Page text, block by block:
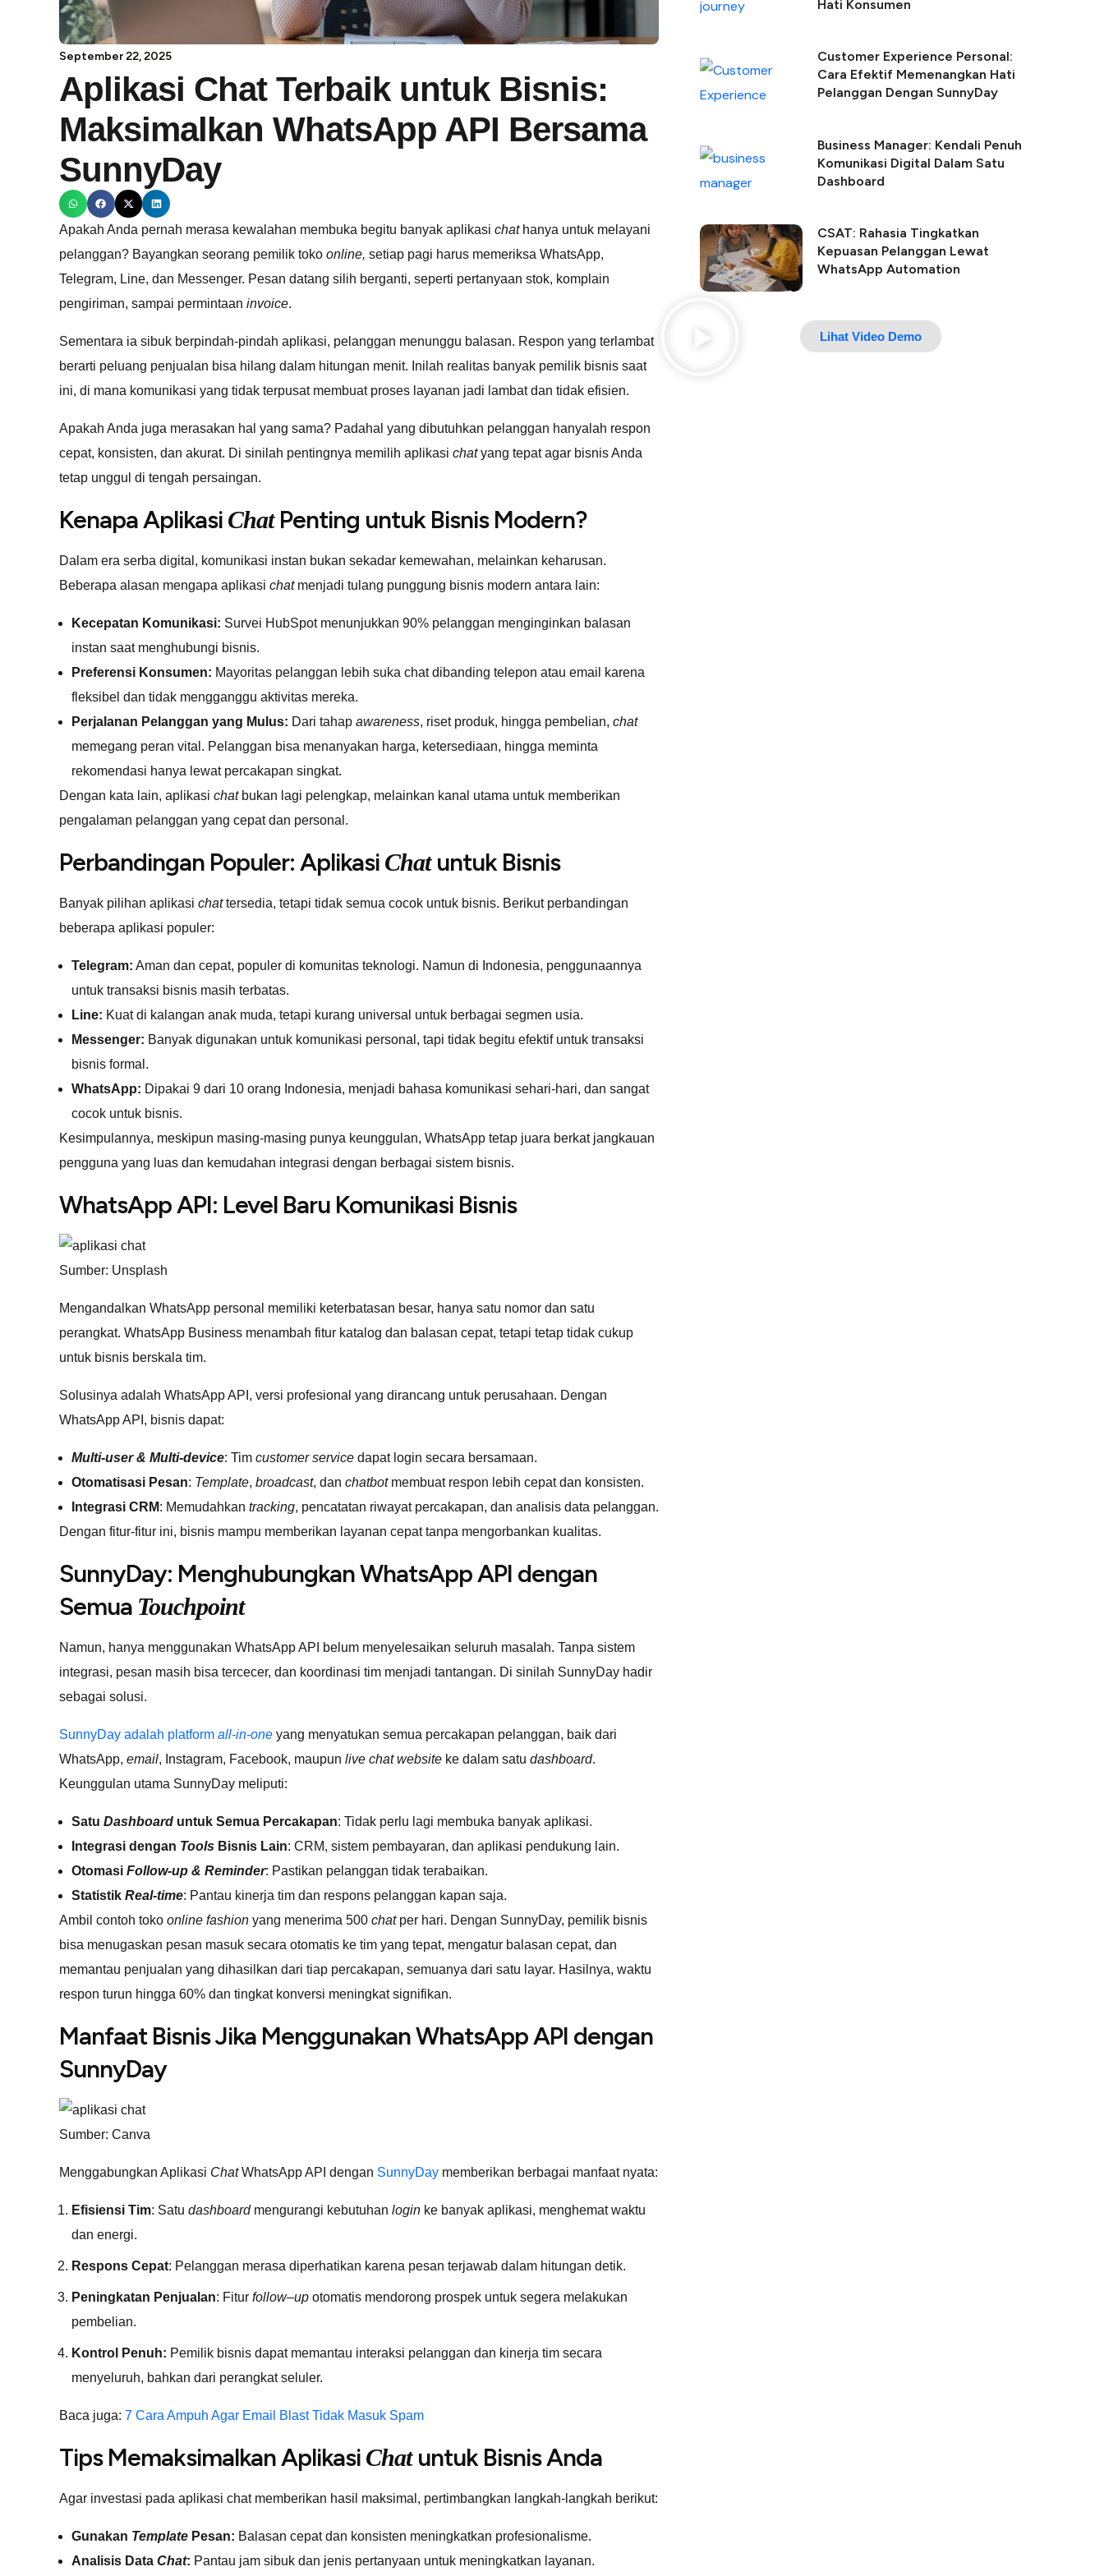
September 22, 2025
Aplikasi Chat Terbaik untuk Bisnis:
Maksimalkan WhatsApp API Bersama
SunnyDay
Apakah Anda pernah merasa kewalahan membuka begitu banyak aplikasi chat hanya untuk melayani
pelanggan? Bayangkan seorang pemilik toko online, setiap pagi harus memeriksa WhatsApp,
Telegram, Line, dan Messenger. Pesan datang silih berganti, seperti pertanyaan stok, komplain
pengiriman, sampai permintaan invoice.
Sementara ia sibuk berpindah-pindah aplikasi, pelanggan menunggu balasan. Respon yang terlambat
berarti peluang penjualan bisa hilang dalam hitungan menit. Inilah realitas banyak pemilik bisnis saat
ini, di mana komunikasi yang tidak terpusat membuat proses layanan jadi lambat dan tidak efisien.
Apakah Anda juga merasakan hal yang sama? Padahal yang dibutuhkan pelanggan hanyalah respon
cepat, konsisten, dan akurat. Di sinilah pentingnya memilih aplikasi chatyang tepat agar bisnis Anda
tetap unggul di tengah persaingan.
Kenapa Aplikasi Chat Penting untuk Bisnis Modern?
Dalam era serba digital, komunikasi instan bukan sekadar kemewahan, melainkan keharusan.
Beberapa alasan mengapa aplikasi chat menjadi tulang punggung bisnis modern antara lain:
Kecepatan Komunikasi: Survei HubSpot menunjukkan 90% pelanggan menginginkan balasan
instan saat menghubungi bisnis.
Preferensi Konsumen: Mayoritas pelanggan lebih suka chat dibanding telepon atau email karena
fleksibel dan tidak mengganggu aktivitas mereka.
Perjalanan Pelanggan yang Mulus: Dari tahap awareness, riset produk, hingga pembelian, chat
memegang peran vital. Pelanggan bisa menanyakan harga, ketersediaan, hingga meminta
rekomendasi hanya lewat percakapan singkat.
Dengan kata lain, aplikasi chat bukan lagi pelengkap, melainkan kanal utama untuk memberikan
pengalaman pelanggan yang cepat dan personal.
Perbandingan Populer: Aplikasi Chat untuk Bisnis
Banyak pilihan aplikasi chattersedia, tetapi tidak semua cocok untuk bisnis. Berikut perbandingan
beberapa aplikasi populer:
Telegram: Aman dan cepat, populer di komunitas teknologi. Namun di Indonesia, penggunaannya
untuk transaksi bisnis masih terbatas.
Line: Kuat di kalangan anak muda, tetapi kurang universal untuk berbagai segmen usia.
Messenger: Banyak digunakan untuk komunikasi personal, tapi tidak begitu efektif untuk transaksi
bisnis formal.
WhatsApp: Dipakai 9 dari 10 orang Indonesia, menjadi bahasa komunikasi sehari-hari, dan sangat
cocok untuk bisnis.
Kesimpulannya, meskipun masing-masing punya keunggulan, WhatsApp tetap juara berkat jangkauan
pengguna yang luas dan kemudahan integrasi dengan berbagai sistem bisnis.
WhatsApp API: Level Baru Komunikasi Bisnis
Sumber: Unsplash
Mengandalkan WhatsApp personal memiliki keterbatasan besar, hanya satu nomor dan satu
perangkat. WhatsApp Business menambah fitur katalog dan balasan cepat, tetapi tetap tidak cukup
untuk bisnis berskala tim.
Solusinya adalah WhatsApp API, versi profesional yang dirancang untuk perusahaan. Dengan
WhatsApp API, bisnis dapat:
Multi-user & Multi-device: Tim customer service dapat login secara bersamaan.
Otomatisasi Pesan: Template, broadcast, dan chatbot membuat respon lebih cepat dan konsisten.
Integrasi CRM: Memudahkan tracking, pencatatan riwayat percakapan, dan analisis data pelanggan.
Dengan fitur-fitur ini, bisnis mampu memberikan layanan cepat tanpa mengorbankan kualitas.
SunnyDay: Menghubungkan WhatsApp API dengan
Semua Touchpoint
Namun, hanya menggunakan WhatsApp API belum menyelesaikan seluruh masalah. Tanpa sistem
integrasi, pesan masih bisa tercecer, dan koordinasi tim menjadi tantangan. Di sinilah SunnyDay hadir
sebagai solusi.
SunnyDay adalah platform all-in-one yang menyatukan semua percakapan pelanggan, baik dari
WhatsApp, email, Instagram, Facebook, maupun live chat website ke dalam satu dashboard.
Keunggulan utama SunnyDay meliputi:
Satu Dashboard untuk Semua Percakapan: Tidak perlu lagi membuka banyak aplikasi.
Integrasi dengan Tools Bisnis Lain: CRM, sistem pembayaran, dan aplikasi pendukung lain.
Otomasi Follow-up & Reminder: Pastikan pelanggan tidak terabaikan.
Statistik Real-time: Pantau kinerja tim dan respons pelanggan kapan saja.
Ambil contoh toko online fashion yang menerima 500 chat per hari. Dengan SunnyDay, pemilik bisnis
bisa menugaskan pesan masuk secara otomatis ke tim yang tepat, mengatur balasan cepat, dan
memantau penjualan yang dihasilkan dari tiap percakapan, semuanya dari satu layar. Hasilnya, waktu
respon turun hingga 60% dan tingkat konversi meningkat signifikan.
Manfaat Bisnis Jika Menggunakan WhatsApp API dengan
SunnyDay
Sumber: Canva
Menggabungkan Aplikasi ChatWhatsApp API dengan SunnyDay memberikan berbagai manfaat nyata:
Efisiensi Tim: Satu dashboard mengurangi kebutuhan login ke banyak aplikasi, menghemat waktu
dan energi.
Respons Cepat: Pelanggan merasa diperhatikan karena pesan terjawab dalam hitungan detik.
Peningkatan Penjualan: Fitur follow–up otomatis mendorong prospek untuk segera melakukan
pembelian.
Kontrol Penuh: Pemilik bisnis dapat memantau interaksi pelanggan dan kinerja tim secara
menyeluruh, bahkan dari perangkat seluler.
Baca juga: 7 Cara Ampuh Agar Email Blast Tidak Masuk Spam
Tips Memaksimalkan Aplikasi Chat untuk Bisnis Anda
Agar investasi pada aplikasi chat memberikan hasil maksimal, pertimbangkan langkah-langkah berikut:
Gunakan Template Pesan: Balasan cepat dan konsisten meningkatkan profesionalisme.
Analisis Data Chat: Pantau jam sibuk dan jenis pertanyaan untuk meningkatkan layanan.
Hati Konsumen
Customer Experience Personal:
Cara Efektif Memenangkan Hati
Pelanggan Dengan SunnyDay
Business Manager: Kendali Penuh
Komunikasi Digital Dalam Satu
Dashboard
CSAT: Rahasia Tingkatkan
Kepuasan Pelanggan Lewat
WhatsApp Automation
Lihat Video Demo